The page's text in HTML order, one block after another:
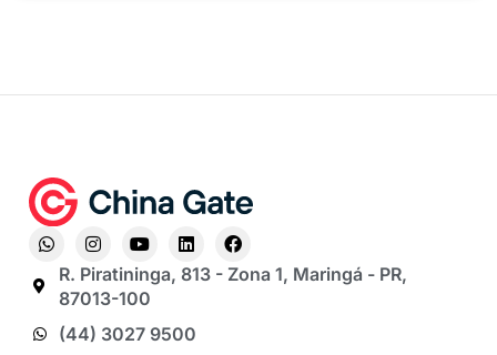
R. Piratininga, 813 - Zona 1, Maringá - PR,
87013-100
(44) 3027 9500